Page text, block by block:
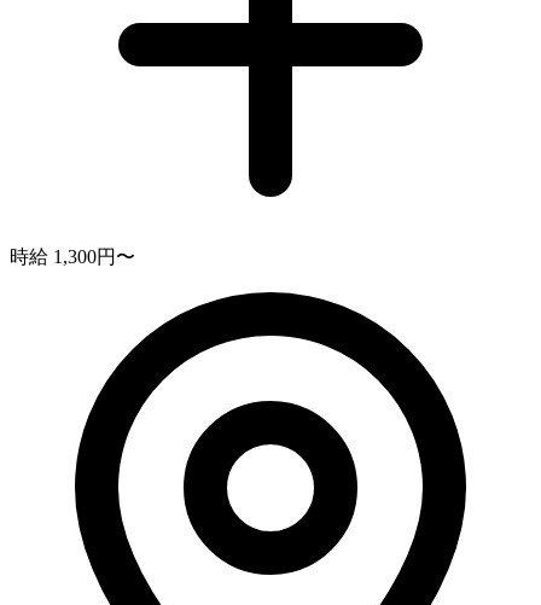
時給 1,300円〜